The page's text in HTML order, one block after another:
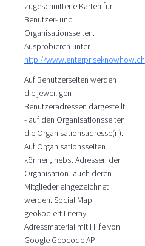
zugeschnittene Karten für
Benutzer- und
Organisationsseiten.
Ausprobieren unter
http://www.enterpriseknowhow.ch
Auf Benutzerseiten werden
die jeweiligen
Benutzeradressen dargestellt
- auf den Organisationsseiten
die Organisationsadresse(n).
Auf Organisationsseiten
können, nebst Adressen der
Organisation, auch deren
Mitglieder eingezeichnet
werden. Social Map
geokodiert Liferay-
Adressmaterial mit Hilfe von
Google Geocode API -